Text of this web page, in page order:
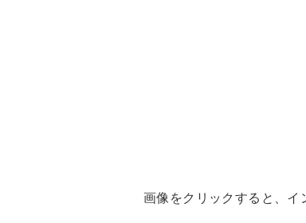
画像をクリックすると、